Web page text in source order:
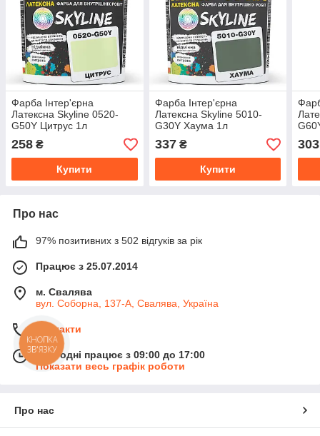
Фарба Інтер'єрна
Латексна Skyline 0520-
G50Y Цитрус 1л
258 ₴
Купити
Фарба Інтер'єрна
Латексна Skyline 5010-
G30Y Хаума 1л
337₴
Купити
303
Про нас
97% позитивних з 502 відгуків за рік
Працює з 25.07.2014
м. Свалява
вул. Соборна, 137-А, Свалява, Україна
Контакти
Сьогодні працює з 09:00 до 17:00
Показати весь графік роботи
Про нас
КНОПКА
ЗВ'ЯЗКУ